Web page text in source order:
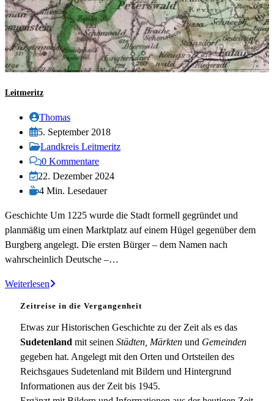
Leitmeritz
Beitrags-
Autor:
Thomas
Beitrag
veröffentlicht:
5. September 2018
Beitrags-
Kategorie:
Landkreis Leitmeritz
Beitrags-
Kommentare:
0 Kommentare
Beitrag
zuletzt
am:
22. Dezember 2024
Lesedauer:
4 Min. Lesedauer
Geschichte Um 1225 wurde die Stadt formell gegründet und
planmäßig um einen Marktplatz auf einem Hügel gegenüber dem
Burgberg angelegt. Die ersten Bürger – dem Namen nach
wahrscheinlich Deutsche –…
WeiterlesenLeitmeritz
Zeitreise in die Vergangenheit
Etwas zur Historischen Geschichte zu der Zeit als es das
Sudetenland mit seinen Städten, Märkten und Gemeinden
gegeben hat. Angelegt mit den Orten und Ortsteilen des
Reichsgaues Sudetenland mit Bildern und Hintergrund
Informationen aus der Zeit bis 1945.